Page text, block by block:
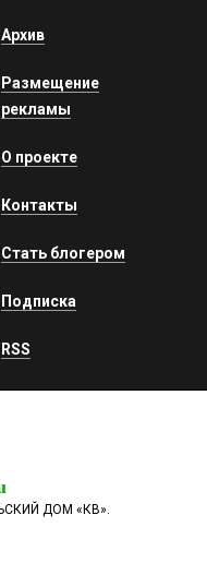
Архив
Размещение
рекламы
О проекте
Контакты
Стать блогером
Подписка
RSS
ДОМ «КВ».